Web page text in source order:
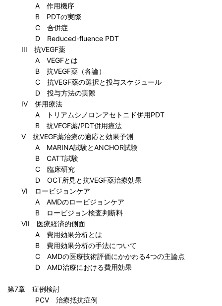
A 作用機序
B PDTの実際
C 合併症
D Reduced-fluence PDT
III 抗VEGF薬
A VEGFとは
B 抗VEGF薬（各論）
C 抗VEGF薬の選択と投与スケジュール
D 投与方法の実際
IV 併用療法
A トリアムシノロンアセトニド併用PDT
B 抗VEGF薬/PDT併用療法
V 抗VEGF薬治療の適応と効果予測
A MARINA試験とANCHOR試験
B CATT試験
C 臨床研究
D OCT所見と抗VEGF薬治療効果
VI ロービジョンケア
A AMDのロービジョンケア
B ロービジョン検査判断料
VII 医療経済的側面
A 費用効果分析とは
B 費用効果分析の手法について
C AMDの医療技術評価にかかわる4つの主論点
D AMD治療における費用効果
第7章 症例検討
PCV 治療抵抗症例